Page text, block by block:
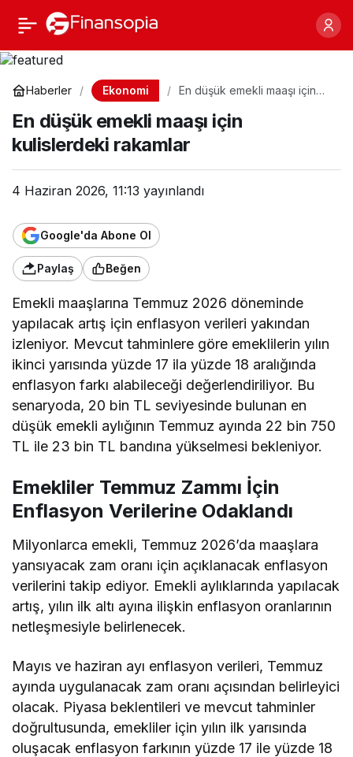
Haberler Ekonomi
En düşük emekli maaşı için
En düşük emekli maaşı için
kulislerdeki rakamlar
4 Haziran 2026, 11:13 yayınlandı
Google'da Abone Ol
Paylaş Beğen
Emekli maaşlarına Temmuz 2026 döneminde
yapılacak artış için enflasyon verileri yakından
izleniyor. Mevcut tahminlere göre emeklilerin yılın
ikinci yarısında yüzde 17 ila yüzde 18 aralığında
enflasyon farkı alabileceği değerlendiriliyor. Bu
senaryoda, 20 bin TL seviyesinde bulunan en
düşük emekli aylığının Temmuz ayında 22 bin 750
TL ile 23 bin TL bandına yükselmesi bekleniyor.
Emekliler Temmuz Zammı İçin
Enflasyon Verilerine Odaklandı
Milyonlarca emekli, Temmuz 2026’da maaşlara
yansıyacak zam oranı için açıklanacak enflasyon
verilerini takip ediyor. Emekli aylıklarında yapılacak
artış, yılın ilk altı ayına ilişkin enflasyon oranlarının
netleşmesiyle belirlenecek.
Mayıs ve haziran ayı enflasyon verileri, Temmuz
ayında uygulanacak zam oranı açısından belirleyici
olacak. Piyasa beklentileri ve mevcut tahminler
doğrultusunda, emekliler için yılın ilk yarısında
oluşacak enflasyon farkının yüzde 17 ile yüzde 18
En düşük emekli maaşı
için kulislerdeki
Paylaş